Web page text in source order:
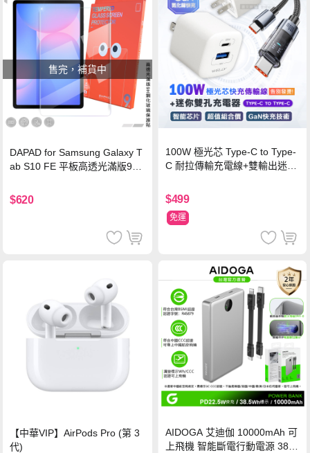
售完，補貨中
DAPAD for Samsung Galaxy T
ab S10 FE 平板高透光滿版9H
$620
100W 極光芯 Type-C to Type-
C 耐拉傳輸充電線+雙輸出迷你
$499
免運
【中華VIP】AirPods Pro (第 3
代)
AIDOGA 艾迪伽 10000mAh 可
上飛機 智能斷電行動電源 38.5